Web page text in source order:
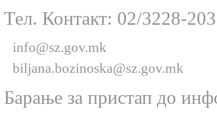
Тел. Контакт: 02/3228-203
info@sz.gov.mk
biljana.bozinoska@sz.gov.mk
Барање за пристап до